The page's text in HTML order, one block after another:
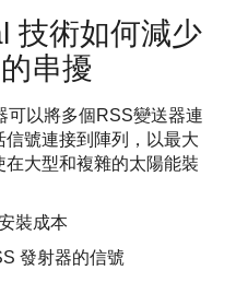
技術如何減少
串擾
可以將多個RSS變送器連
號連接到陣列，以最大
大型和複雜的太陽能裝
裝成本
發射器的信號